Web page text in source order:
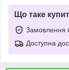
Що таке
Замовлення
Доступна